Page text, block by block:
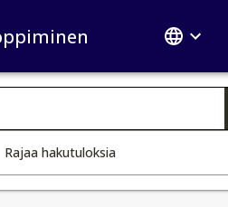
Rajaa hakutuloksia